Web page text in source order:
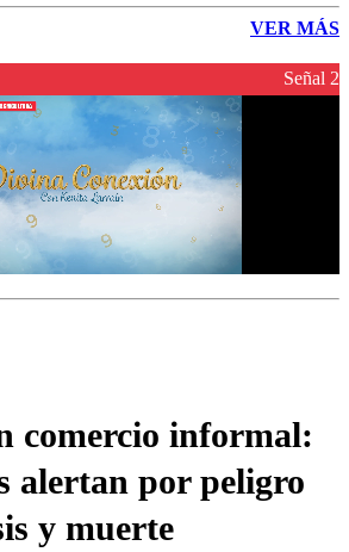
VER MÁS
Señal 2
comercio informal:
alertan por peligro
y muerte